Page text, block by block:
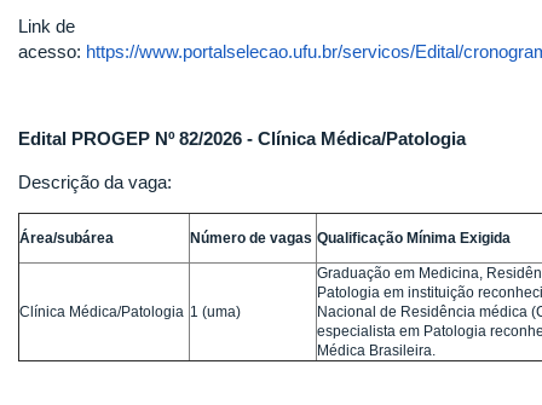
Link de
acesso: https://www.portalselecao.ufu.br/servicos/Edital/
Edital PROGEP Nº 82/2026 - Clínica Médica/Patologia
Descrição da vaga:
Área/subárea Número de vagas Qualificação Mínima Exigida
Clínica Médica/Patologia 1 (uma)
Graduação em Medicina,
Patologia em instituição
Nacional de Residência médica
especialista em Patologia
Médica Brasileira.